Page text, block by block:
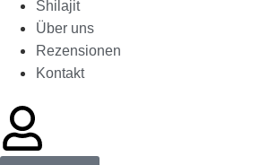
Shilajit
Über uns
Rezensionen
Kontakt